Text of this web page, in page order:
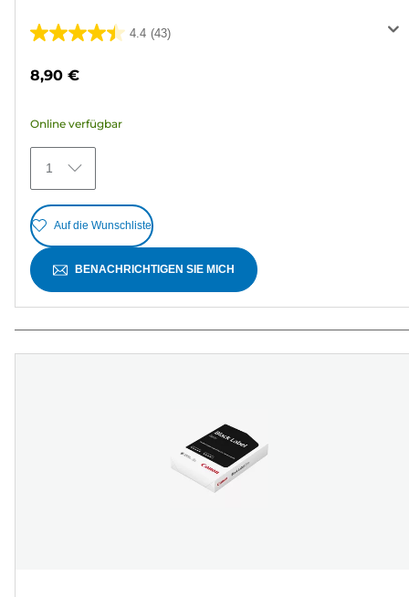
4.4 (43)
4.4
5
43
Bewertungen
8,90 €
Online verfügbar
1
Auf die Wunschliste
BENACHRICHTIGEN SIE MICH